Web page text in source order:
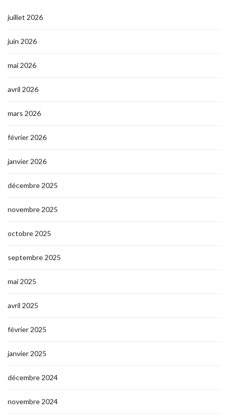
juillet 2026
juin 2026
mai 2026
avril 2026
mars 2026
février 2026
janvier 2026
décembre 2025
novembre 2025
octobre 2025
septembre 2025
mai 2025
avril 2025
février 2025
janvier 2025
décembre 2024
novembre 2024